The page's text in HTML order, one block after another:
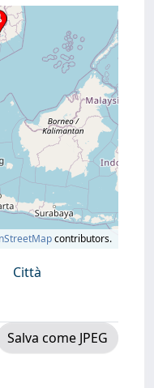
contributors.
Città
Salva come JPEG